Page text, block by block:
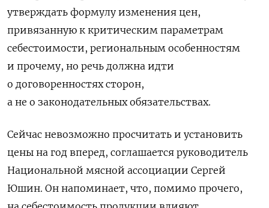
утверждать формулу изменения цен,
привязанную к критическим параметрам
себестоимости, региональным особенностям
и прочему, но речь должна идти
о договоренностях сторон,
а не о законодательных обязательствах.
Сейчас невозможно просчитать и установить
цены на год вперед, соглашается руководитель
Национальной мясной ассоциации Сергей
Юшин. Он напоминает, что, помимо прочего,